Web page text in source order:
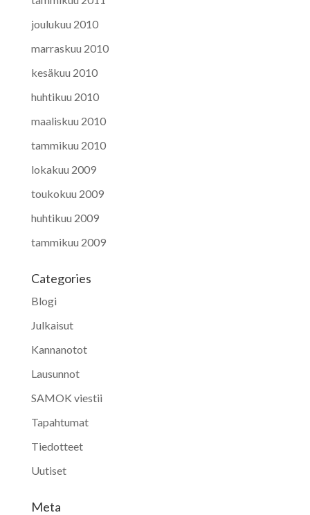
joulukuu 2010
marraskuu 2010
kesäkuu 2010
huhtikuu 2010
maaliskuu 2010
tammikuu 2010
lokakuu 2009
toukokuu 2009
huhtikuu 2009
tammikuu 2009
Categories
Blogi
Julkaisut
Kannanotot
Lausunnot
SAMOK viestii
Tapahtumat
Tiedotteet
Uutiset
Meta